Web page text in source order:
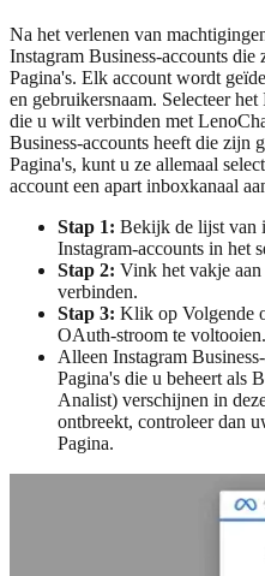
Na het verlenen van
Instagram Business-accounts
Pagina's. Elk account wordt
en gebruikersnaam. Selecteer
die u wilt verbinden met
Business-accounts heeft die zijn
Pagina's, kunt u ze allemaal
account een apart inboxkanaal
Stap 1: Bekijk de lijst van
Instagram-accounts in het
Stap 2: Vink het vakje
verbinden.
Stap 3: Klik op Volgende
OAuth-stroom te voltooien.
Alleen Instagram
Pagina's die u beheert als
Analist) verschijnen in
ontbreekt, controleer dan
Pagina.